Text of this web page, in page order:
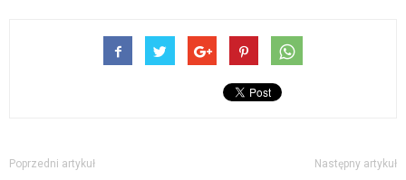
Poprzedni artykuł Następny artykuł